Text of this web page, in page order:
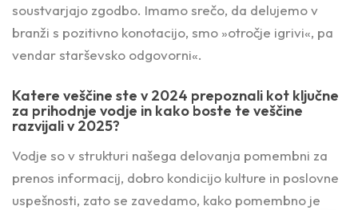
soustvarjajo zgodbo. Imamo srečo, da delujemo v
branži s pozitivno konotacijo, smo »otročje igrivi«, pa
vendar starševsko odgovorni«.
Katere veščine ste v 2024 prepoznali kot ključne
za prihodnje vodje in kako boste te veščine
razvijali v 2025?
Vodje so v strukturi našega delovanja pomembni za
prenos informacij, dobro kondicijo kulture in poslovne
uspešnosti, zato se zavedamo, kako pomembno je